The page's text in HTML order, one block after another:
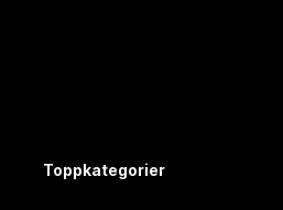
Toppkategorier